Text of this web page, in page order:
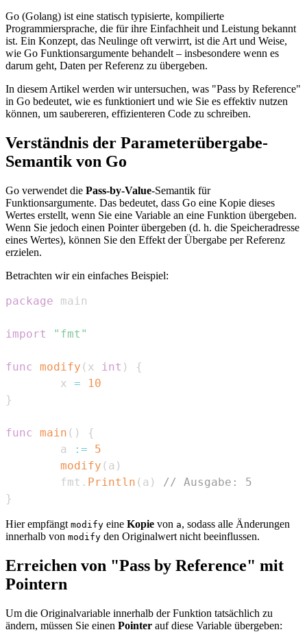
Go (Golang) ist eine statisch typisierte, kompilierte
Programmiersprache, die für ihre Einfachheit und Leistung bekannt
ist. Ein Konzept, das Neulinge oft verwirrt, ist die Art und Weise,
wie Go Funktionsargumente behandelt – insbesondere wenn es
darum geht, Daten per Referenz zu übergeben.
In diesem Artikel werden wir untersuchen, was "Pass by Reference"
in Go bedeutet, wie es funktioniert und wie Sie es effektiv nutzen
können, um saubereren, effizienteren Code zu schreiben.
Verständnis der Parameterübergabe-
Semantik von Go
Go verwendet die Pass-by-Value-Semantik für
Funktionsargumente. Das bedeutet, dass Go eine Kopie dieses
Wertes erstellt, wenn Sie eine Variable an eine Funktion übergeben.
Wenn Sie jedoch einen Pointer übergeben (d. h. die Speicheradresse
eines Wertes), können Sie den Effekt der Übergabe per Referenz
erzielen.
Betrachten wir ein einfaches Beispiel:
package
import "fmt"
func modify ( x int )
{
        x
=
10
}
func main ( )
{
        a
:=
5
modify ( a )
        fmt
. Println ( a )
// Ausgabe: 5
}
Hier empfängt modify eine Kopie von a, sodass alle Änderungen
innerhalb von modify den Originalwert nicht beeinflussen.
Erreichen von "Pass by Reference" mit
Pointern
Um die Originalvariable innerhalb der Funktion tatsächlich zu
ändern, müssen Sie einen Pointer auf diese Variable übergeben: